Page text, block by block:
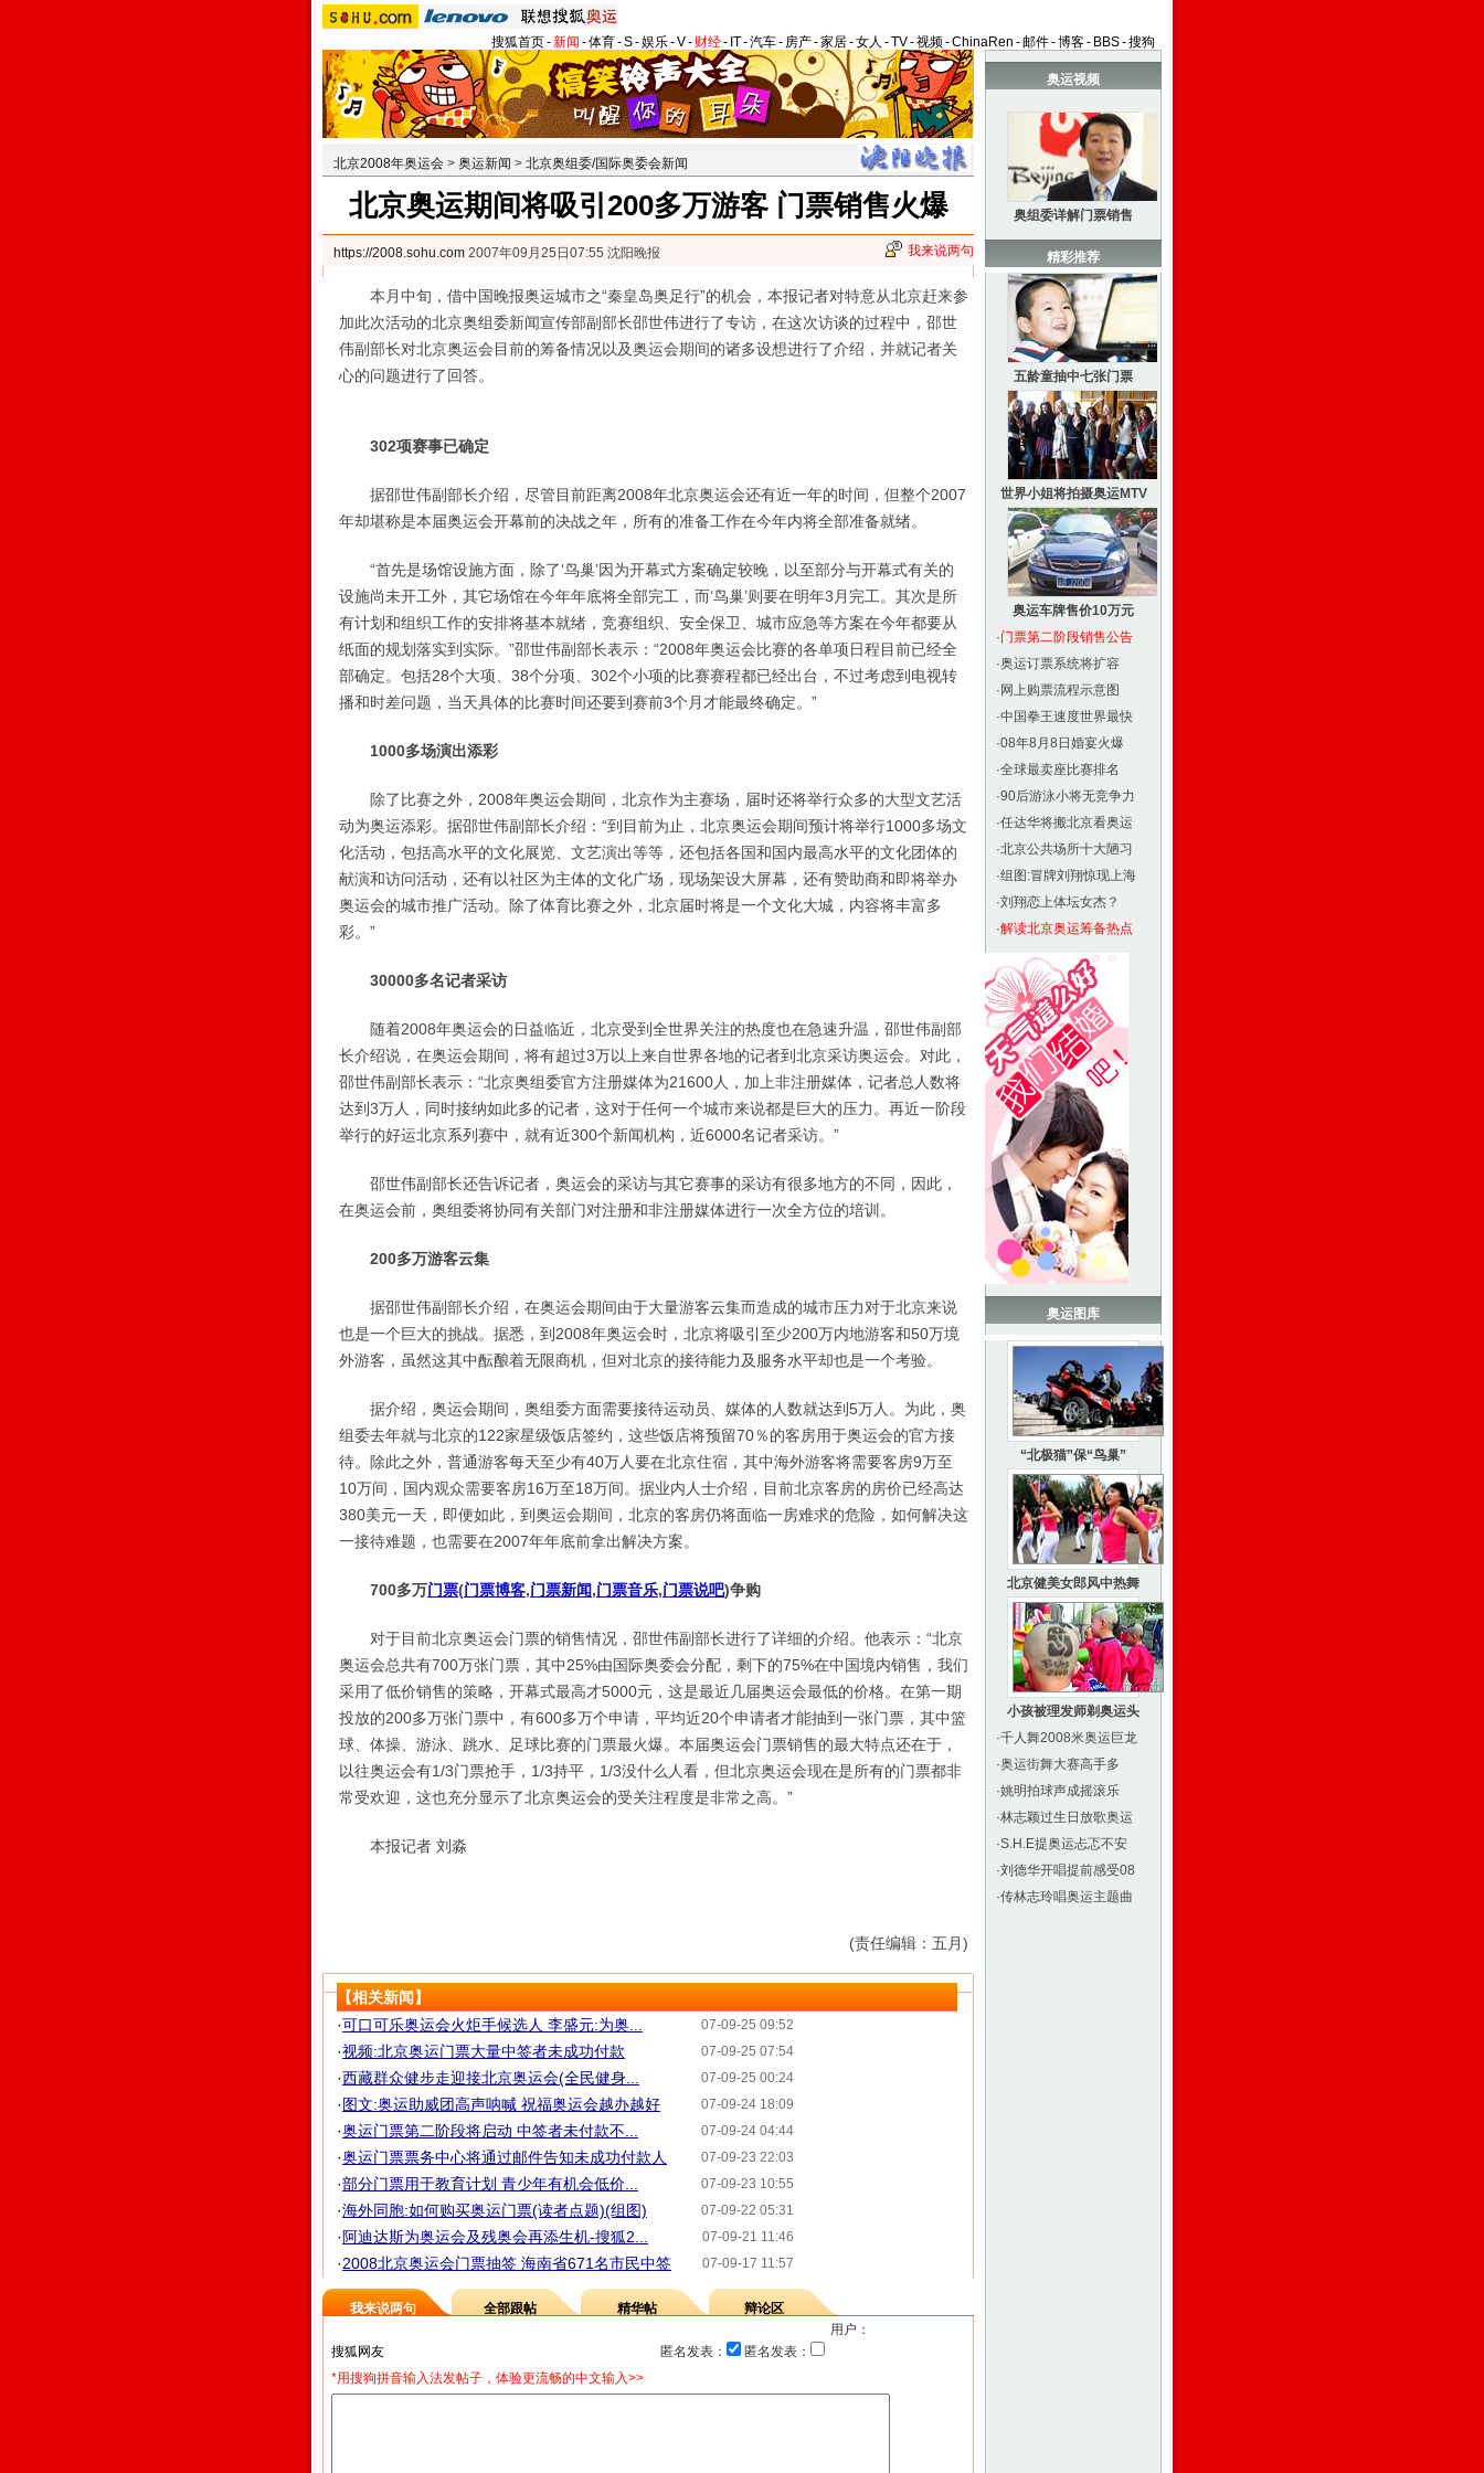
搜狐首页-新闻 -体育-S-娱乐-V- 财经- IT-汽车- 房产-家居-女人 -TV-视频-ChinaRen -邮件-博客- BBS-搜狗
北京2008年奥运会 > 奥运新闻 > 北京奥组委/国际奥委会新闻
北京奥运期间将吸引200多万游客 门票销售火爆
https://2008.sohu.com 2007年09月25日07:55 沈阳晚报 我来说两句
本月中旬，借中国晚报奥运城市之“秦皇岛奥足行”的机会，本报记者对特意从北京赶来参
加此次活动的北京奥组委新闻宣传部副部长邵世伟进行了专访，在这次访谈的过程中，邵世
伟副部长对北京奥运会目前的筹备情况以及奥运会期间的诸多设想进行了介绍，并就记者关
心的问题进行了回答。
302项赛事已确定
据邵世伟副部长介绍，尽管目前距离2008年北京奥运会还有近一年的时间，但整个2007
年却堪称是本届奥运会开幕前的决战之年，所有的准备工作在今年内将全部准备就绪。
“首先是场馆设施方面，除了‘鸟巢’因为开幕式方案确定较晚，以至部分与开幕式有关的
设施尚未开工外，其它场馆在今年年底将全部完工，而‘鸟巢’则要在明年3月完工。其次是所
有计划和组织工作的安排将基本就绪，竞赛组织、安全保卫、城市应急等方案在今年都要从
纸面的规划落实到实际。”邵世伟副部长表示：“2008年奥运会比赛的各单项日程目前已经全
部确定。包括28个大项、38个分项、302个小项的比赛赛程都已经出台，不过考虑到电视转
播和时差问题，当天具体的比赛时间还要到赛前3个月才能最终确定。”
1000多场演出添彩
除了比赛之外，2008年奥运会期间，北京作为主赛场，届时还将举行众多的大型文艺活
动为奥运添彩。据邵世伟副部长介绍：“到目前为止，北京奥运会期间预计将举行1000多场文
化活动，包括高水平的文化展览、文艺演出等等，还包括各国和国内最高水平的文化团体的
献演和访问活动，还有以社区为主体的文化广场，现场架设大屏幕，还有赞助商和即将举办
奥运会的城市推广活动。除了体育比赛之外，北京届时将是一个文化大城，内容将丰富多
彩。”
30000多名记者采访
随着2008年奥运会的日益临近，北京受到全世界关注的热度也在急速升温，邵世伟副部
长介绍说，在奥运会期间，将有超过3万以上来自世界各地的记者到北京采访奥运会。对此，
邵世伟副部长表示：“北京奥组委官方注册媒体为21600人，加上非注册媒体，记者总人数将
达到3万人，同时接纳如此多的记者，这对于任何一个城市来说都是巨大的压力。再近一阶段
举行的好运北京系列赛中，就有近300个新闻机构，近6000名记者采访。”
邵世伟副部长还告诉记者，奥运会的采访与其它赛事的采访有很多地方的不同，因此，
在奥运会前，奥组委将协同有关部门对注册和非注册媒体进行一次全方位的培训。
200多万游客云集
据邵世伟副部长介绍，在奥运会期间由于大量游客云集而造成的城市压力对于北京来说
也是一个巨大的挑战。据悉，到2008年奥运会时，北京将吸引至少200万内地游客和50万境
外游客，虽然这其中酝酿着无限商机，但对北京的接待能力及服务水平却也是一个考验。
据介绍，奥运会期间，奥组委方面需要接待运动员、媒体的人数就达到5万人。为此，奥
组委去年就与北京的122家星级饭店签约，这些饭店将预留70％的客房用于奥运会的官方接
待。除此之外，普通游客每天至少有40万人要在北京住宿，其中海外游客将需要客房9万至
10万间，国内观众需要客房16万至18万间。据业内人士介绍，目前北京客房的房价已经高达
380美元一天，即便如此，到奥运会期间，北京的客房仍将面临一房难求的危险，如何解决这
一接待难题，也需要在2007年年底前拿出解决方案。
700多万门票(门票博客,门票新闻,门票音乐,门票说吧)争购
对于目前北京奥运会门票的销售情况，邵世伟副部长进行了详细的介绍。他表示：“北京
奥运会总共有700万张门票，其中25%由国际奥委会分配，剩下的75%在中国境内销售，我们
采用了低价销售的策略，开幕式最高才5000元，这是最近几届奥运会最低的价格。在第一期
投放的200多万张门票中，有600多万个申请，平均近20个申请者才能抽到一张门票，其中篮
球、体操、游泳、跳水、足球比赛的门票最火爆。本届奥运会门票销售的最大特点还在于，
以往奥运会有1/3门票抢手，1/3持平，1/3没什么人看，但北京奥运会现在是所有的门票都非
常受欢迎，这也充分显示了北京奥运会的受关注程度是非常之高。”
本报记者 刘淼
(责任编辑：五月)
【相关新闻】
07-09-25 09:52
·可口可乐奥运会火炬手候选人 李盛元:为奥...
07-09-25 07:54
·视频:北京奥运门票大量中签者未成功付款
07-09-25 00:24
·西藏群众健步走迎接北京奥运会(全民健身...
07-09-24 18:09
·图文:奥运助威团高声呐喊 祝福奥运会越办越好
07-09-24 04:44
·奥运门票第二阶段将启动 中签者未付款不...
07-09-23 22:03
·奥运门票票务中心将通过邮件告知未成功付款人
07-09-23 10:55
·部分门票用于教育计划 青少年有机会低价...
07-09-22 05:31
·海外同胞:如何购买奥运门票(读者点题)(组图)
07-09-21 11:46
· 阿迪达斯为奥运会及残奥会再添生机-搜狐2...
07-09-17 11:57
·2008北京奥运会门票抽签 海南省671名市民中签
我来说两句 全部跟帖 精华帖
辩论区
用户：
匿名发表：
匿名发表：
*用搜狗拼音输入法发帖子，体验更流畅的中文输入>>
奥运视频
奥组委详解门票销售
精彩推荐
五龄童抽中七张门票
世界小姐将拍摄奥运MTV
奥运车牌售价10万元
·门票第二阶段销售公告
·奥运订票系统将扩容
· 网上购票流程示意图
·中国拳王速度世界最快
·08年8月8日婚宴火爆
·全球最卖座比赛排名
·90后游泳小将无竞争力
·任达华将搬北京看奥运
·北京公共场所十大陋习
·组图:冒牌刘翔惊现上海
·刘翔恋上体坛女杰？
·解读北京奥运筹备热点
奥运图库
“北极猫”保“鸟巢”
北京健美女郎风中热舞
小孩被理发师剃奥运头
·千人舞2008米奥运巨龙
·奥运街舞大赛高手多
·姚明拍球声成摇滚乐
·林志颖过生日放歌奥运
·S.H.E提奥运忐忑不安
·刘德华开唱提前感受08
·传林志玲唱奥运主题曲